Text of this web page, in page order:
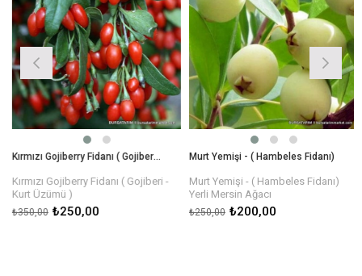
Kırmızı Gojiberry Fidanı ( Gojiberi - Kurt Üzümü )
Kırmızı Gojiberry Fidanı ( Gojiberi -
Kurt Üzümü )
Viyol boy: 1 yaş, 15-25cm
₺250,00
₺350,00
Murt Yemişi - ( Hambeles Fidanı)
Murt Yemişi - ( Hambeles Fidanı)
Yerli Mersin Ağacı
Form: Çalı tipi - dipten çok dallı
₺200,00
₺250,00